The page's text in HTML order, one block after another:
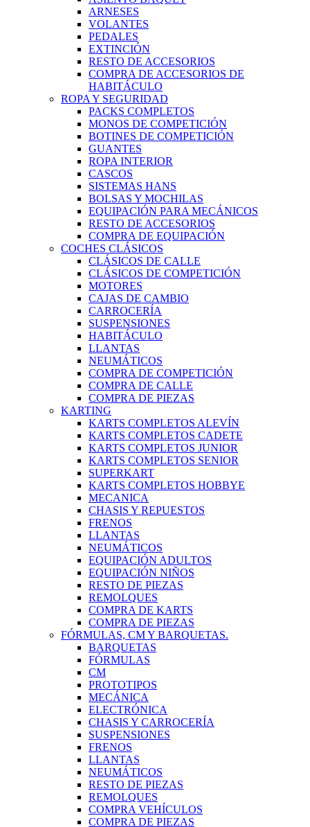
ARNESES
VOLANTES
PEDALES
EXTINCIÓN
RESTO DE ACCESORIOS
COMPRA DE ACCESORIOS DE
HABITÁCULO
ROPA Y SEGURIDAD
PACKS COMPLETOS
MONOS DE COMPETICIÓN
BOTINES DE COMPETICIÓN
GUANTES
ROPA INTERIOR
CASCOS
SISTEMAS HANS
BOLSAS Y MOCHILAS
EQUIPACIÓN PARA MECÁNICOS
RESTO DE ACCESORIOS
COMPRA DE EQUIPACIÓN
COCHES CLÁSICOS
CLÁSICOS DE CALLE
CLÁSICOS DE COMPETICIÓN
MOTORES
CAJAS DE CAMBIO
CARROCERÍA
SUSPENSIONES
HABITÁCULO
LLANTAS
NEUMÁTICOS
COMPRA DE COMPETICIÓN
COMPRA DE CALLE
COMPRA DE PIEZAS
KARTING
KARTS COMPLETOS ALEVÍN
KARTS COMPLETOS CADETE
KARTS COMPLETOS JUNIOR
KARTS COMPLETOS SENIOR
SUPERKART
KARTS COMPLETOS HOBBYE
MECANICA
CHASIS Y REPUESTOS
FRENOS
LLANTAS
NEUMÁTICOS
EQUIPACIÓN ADULTOS
EQUIPACIÓN NIÑOS
RESTO DE PIEZAS
REMOLQUES
COMPRA DE KARTS
COMPRA DE PIEZAS
FÓRMULAS, CM Y BARQUETAS.
BARQUETAS
FÓRMULAS
CM
PROTOTIPOS
MECÁNICA
ELECTRÓNICA
CHASIS Y CARROCERÍA
SUSPENSIONES
FRENOS
LLANTAS
NEUMÁTICOS
RESTO DE PIEZAS
REMOLQUES
COMPRA VEHÍCULOS
COMPRA DE PIEZAS